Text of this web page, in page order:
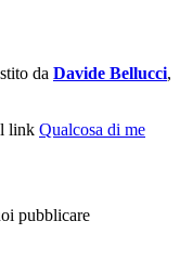
da Davide Bellucci,
link Qualcosa di me
pubblicare